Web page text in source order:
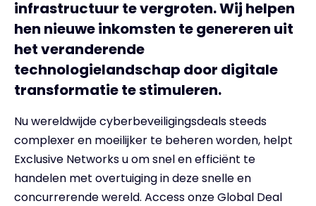
infrastructuur te vergroten. Wij helpen
hen nieuwe inkomsten te genereren uit
het veranderende
technologielandschap door digitale
transformatie te stimuleren.
Nu wereldwijde cyberbeveiligingsdeals steeds
complexer en moeilijker te beheren worden, helpt
Exclusive Networks u om snel en efficiënt te
handelen met overtuiging in deze snelle en
concurrerende wereld. Access onze Global Deal